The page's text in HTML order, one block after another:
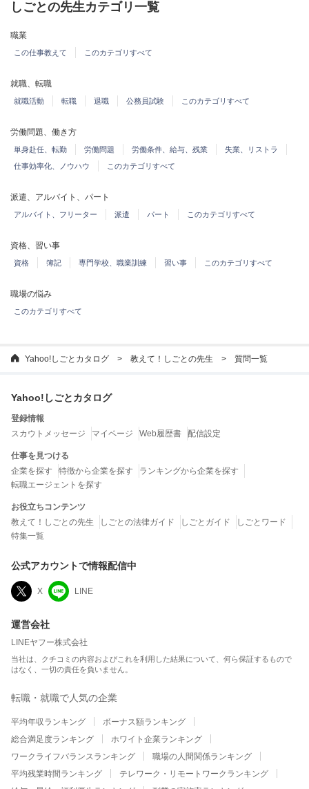
しごとの先生カテゴリ一覧
職業
この仕事教えて このカテゴリすべて
就職、転職
就職活動 転職 退職 公務員試験 このカテゴリすべて
労働問題、働き方
単身赴任、転勤 労働問題 労働条件、給与、残業
失業、リストラ
仕事効率化、ノウハウ
このカテゴリすべて
派遣、アルバイト、パート
アルバイト、フリーター 派遣 パート このカテゴリすべて
資格、習い事
資格 簿記 専門学校、職業訓練 習い事 このカテゴリすべて
職場の悩み
このカテゴリすべて
Yahoo!しごとカタログ 教えて！しごとの先生 質問一覧
Yahoo!しごとカタログ
登録情報
スカウトメッセージ
マイページ Web履歴書 配信設定
仕事を見つける
企業を探す
特徴から企業を探す
ランキングから企業を探す
転職エージェントを探す
お役立ちコンテンツ
教えて！しごとの先生
しごとの法律ガイド しごとガイド
しごとワード
特集一覧
公式アカウントで情報配信中
X LINE
運営会社
LINEヤフー株式会社
当社は、クチコミの内容およびこれを利用した結果について、何ら保証するもので
はなく、一切の責任を負いません。
転職・就職で人気の企業
平均年収ランキング
ボーナス額ランキング
総合満足度ランキング
ホワイト企業ランキング
ワークライフバランスランキング
職場の人間関係ランキング
平均残業時間ランキング
テレワーク・リモートワークランキング